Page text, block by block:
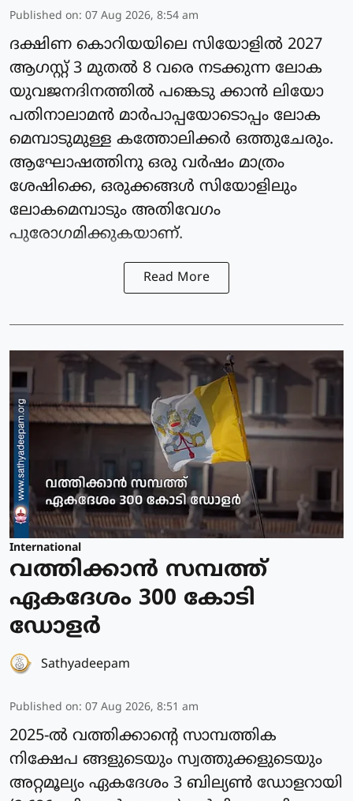
Published on: 07 Aug 2026, 8:54 am
ദക്ഷിണ കൊറിയയിലെ സിയോളില്‍ 2027
ആഗസ്റ്റ് 3 മുതല്‍ 8 വരെ നടക്കുന്ന ലോക
യുവജനദിനത്തില്‍ പങ്കെടു ക്കാന്‍ ലിയോ
പതിനാലാമന്‍ മാര്‍പാപ്പയോടൊപ്പം ലോക
മെമ്പാടുമുള്ള കത്തോലിക്കര്‍ ഒത്തുചേരും.
ആഘോഷത്തിനു ഒരു വര്‍ഷം മാത്രം
ശേഷിക്കെ, ഒരുക്കങ്ങള്‍ സിയോളിലും
ലോകമെമ്പാടും അതിവേഗം
പുരോഗമിക്കുകയാണ്.
Read More
International
വത്തിക്കാന്‍ സമ്പത്ത്
ഏകദേശം 300 കോടി
ഡോളര്‍
Sathyadeepam
Published on: 07 Aug 2026, 8:51 am
2025-ല്‍ വത്തിക്കാന്റെ സാമ്പത്തിക
നിക്ഷേപ ങ്ങളുടെയും സ്വത്തുക്കളുടെയും
അറ്റമൂല്യം ഏകദേശം 3 ബില്യണ്‍ ഡോളറായി